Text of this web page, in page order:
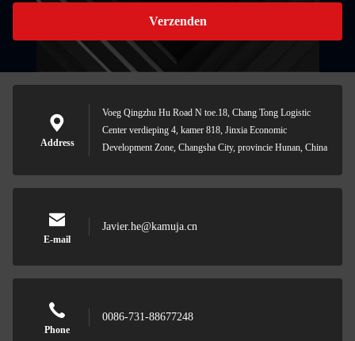
Verzenden
Address
Voeg Qingzhu Hu Road N toe.18, Chang Tong Logistic
Center verdieping 4, kamer 818, Jinxia Economic
Development Zone, Changsha City, provincie Hunan, China
E-mail
Javier.he@kamuja.cn
Phone
0086-731-88677248